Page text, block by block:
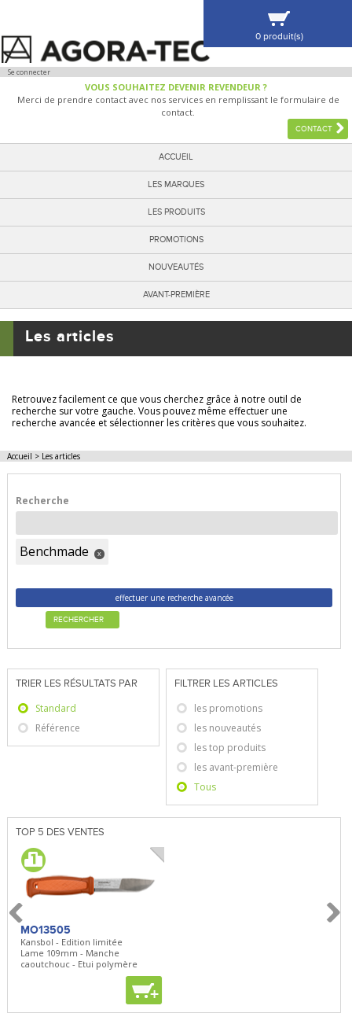
Se connecter
VOUS SOUHAITEZ DEVENIR REVENDEUR ?
Merci de prendre contact avec nos services en remplissant le formulaire de
contact.
CONTACT
ACCUEIL
LES MARQUES
LES PRODUITS
PROMOTIONS
NOUVEAUTÉS
AVANT-PREMIÈRE
0 produit(s)
VOIR MA SÉLECTION
Les articles
Retrouvez facilement ce que vous cherchez grâce à notre outil de
recherche sur votre gauche. Vous pouvez même effectuer une
recherche avancée et sélectionner les critères que vous souhaitez.
Accueil > Les articles
Recherche
Benchmade x
effectuer une recherche avancée
RECHERCHER
TRIER LES RÉSULTATS PAR
Standard
Référence
FILTRER LES ARTICLES
les promotions
les nouveautés
les top produits
les avant-première
Tous
TOP 5 DES VENTES
MO13505
Kansbol - Edition limitée
Lame 109mm - Manche
caoutchouc - Etui polymère
+